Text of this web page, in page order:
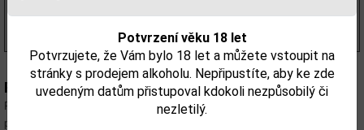
Potvrzení věku 18 let
Potvrzujete, že Vám bylo 18 let a můžete vstoupit na
stránky s prodejem alkoholu. Nepřipustíte, aby ke zde
uvedeným datům přistupoval kdokoli nezpůsobilý či
nezletilý.
991,00 Kčs DPH
Popis:
Příjmně aromatický po jalovci a koriandru s mírně sladkým květinovým
podtónem Chuť: Silný kořeněný nástup, který přechází do jemnějších tónů